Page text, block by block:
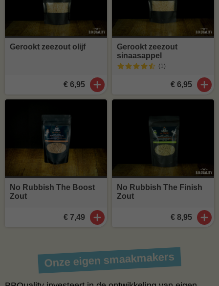
Gerookt zeezout olijf
€ 6,95
Gerookt zeezout
sinaasappel
(1)
€ 6,95
No Rubbish The Boost
Zout
€ 7,49
No Rubbish The Finish
Zout
€ 8,95
Onze eigen smaakmakers